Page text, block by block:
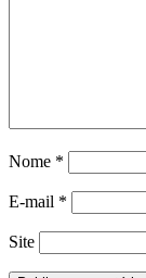
Nome *
E-mail *
Site